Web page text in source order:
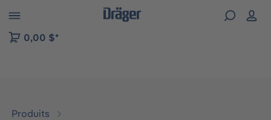
to B2B platform navigation
0,00 $*
Produits